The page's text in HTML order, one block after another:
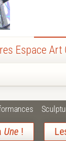
Espace Art
Une !